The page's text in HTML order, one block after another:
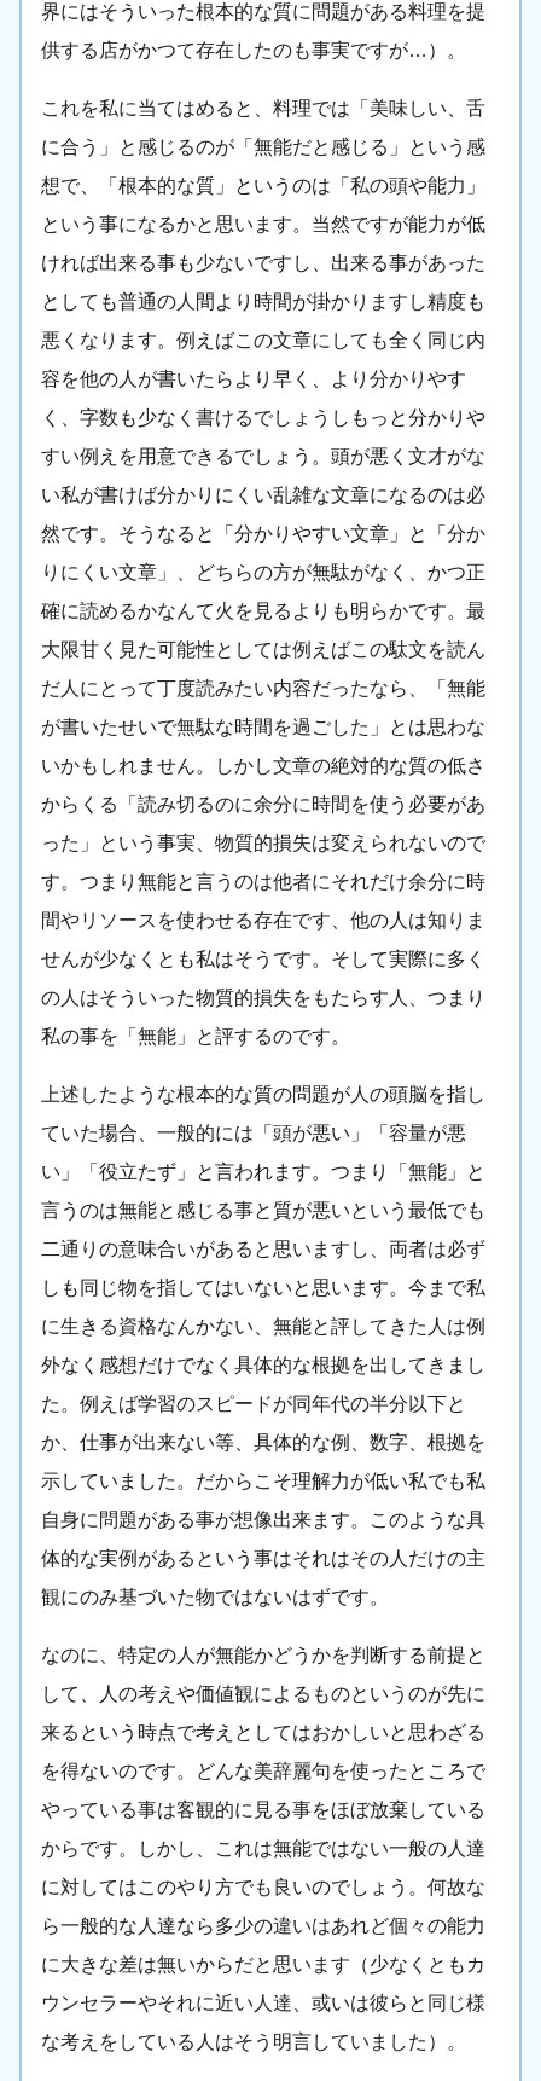
界にはそういった根本的な質に問題がある料理を提
供する店がかつて存在したのも事実ですが…）。
これを私に当てはめると、料理では「美味しい、舌
に合う」と感じるのが「無能だと感じる」という感
想で、「根本的な質」というのは「私の頭や能力」
という事になるかと思います。当然ですが能力が低
ければ出来る事も少ないですし、出来る事があった
としても普通の人間より時間が掛かりますし精度も
悪くなります。例えばこの文章にしても全く同じ内
容を他の人が書いたらより早く、より分かりやす
く、字数も少なく書けるでしょうしもっと分かりや
すい例えを用意できるでしょう。頭が悪く文才がな
い私が書けば分かりにくい乱雑な文章になるのは必
然です。そうなると「分かりやすい文章」と「分か
りにくい文章」、どちらの方が無駄がなく、かつ正
確に読めるかなんて火を見るよりも明らかです。最
大限甘く見た可能性としては例えばこの駄文を読ん
だ人にとって丁度読みたい内容だったなら、「無能
が書いたせいで無駄な時間を過ごした」とは思わな
いかもしれません。しかし文章の絶対的な質の低さ
からくる「読み切るのに余分に時間を使う必要があ
った」という事実、物質的損失は変えられないので
す。つまり無能と言うのは他者にそれだけ余分に時
間やリソースを使わせる存在です、他の人は知りま
せんが少なくとも私はそうです。そして実際に多く
の人はそういった物質的損失をもたらす人、つまり
私の事を「無能」と評するのです。
上述したような根本的な質の問題が人の頭脳を指し
ていた場合、一般的には「頭が悪い」「容量が悪
い」「役立たず」と言われます。つまり「無能」と
言うのは無能と感じる事と質が悪いという最低でも
二通りの意味合いがあると思いますし、両者は必ず
しも同じ物を指してはいないと思います。今まで私
に生きる資格なんかない、無能と評してきた人は例
外なく感想だけでなく具体的な根拠を出してきまし
た。例えば学習のスピードが同年代の半分以下と
か、仕事が出来ない等、具体的な例、数字、根拠を
示していました。だからこそ理解力が低い私でも私
自身に問題がある事が想像出来ます。このような具
体的な実例があるという事はそれはその人だけの主
観にのみ基づいた物ではないはずです。
なのに、特定の人が無能かどうかを判断する前提と
して、人の考えや価値観によるものというのが先に
来るという時点で考えとしてはおかしいと思わざる
を得ないのです。どんな美辞麗句を使ったところで
やっている事は客観的に見る事をほぼ放棄している
からです。しかし、これは無能ではない一般の人達
に対してはこのやり方でも良いのでしょう。何故な
ら一般的な人達なら多少の違いはあれど個々の能力
に大きな差は無いからだと思います（少なくともカ
ウンセラーやそれに近い人達、或いは彼らと同じ様
な考えをしている人はそう明言していました）。